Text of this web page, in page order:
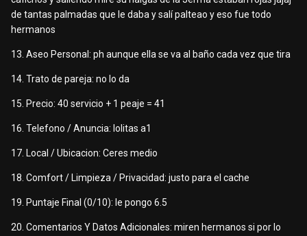
de tantas palmadas que le daba y salí palteao y eso fue todo
hermanos
13. Aseo Personal: ph aunque ella se va al baño cada vez que tira
14. Trato de pareja: no lo da
15. Precio: 40 servicio + 1 peaje = 41
16. Telefono / Anuncia: lolitas a1
17. Local / Ubicacion: Ceres medio
18. Comfort / Limpieza / Privacidad: justo para el cache
19. Puntaje Final (0/10): le pongo 6.5
20. Comentarios Y Datos Adicionales: miren hermanos si por lo